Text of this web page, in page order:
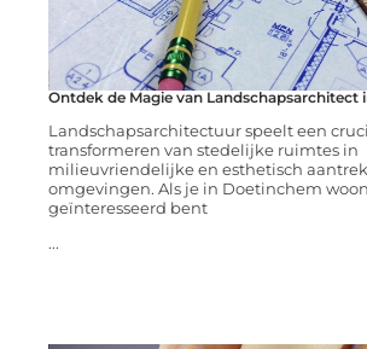
Ontdek de Magie van Landschapsarchitect
Landschapsarchitectuur speelt een
transformeren van stedelijke ruimtes in
milieuvriendelijke en esthetisch
omgevingen. Als je in Doetinchem
geïnteresseerd bent
...